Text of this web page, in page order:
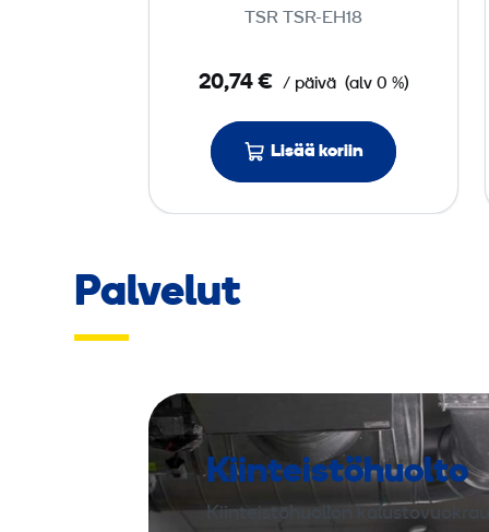
l
i
n
1
8
ö
TSR TSR-EH18
20,74 € / päivä (alv 0 %)
Lisää koriin
Palvelut
Kiinteistöhuolto
Kiinteistöhuollon